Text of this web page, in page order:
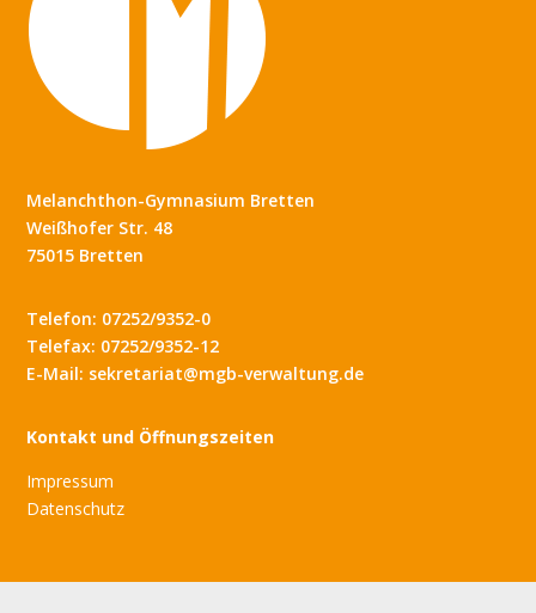
Melanchthon-Gymnasium Bretten
Weißhofer Str. 48
75015 Bretten
Telefon: 07252/9352-0
Telefax: 07252/9352-12
E-Mail: sekretariat@mgb-verwaltung.de
Kontakt und Öffnungszeiten
Impressum
Datenschutz